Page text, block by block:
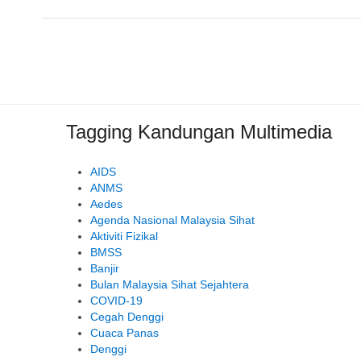
Tagging Kandungan Multimedia
AIDS
ANMS
Aedes
Agenda Nasional Malaysia Sihat
Aktiviti Fizikal
BMSS
Banjir
Bulan Malaysia Sihat Sejahtera
COVID-19
Cegah Denggi
Cuaca Panas
Denggi